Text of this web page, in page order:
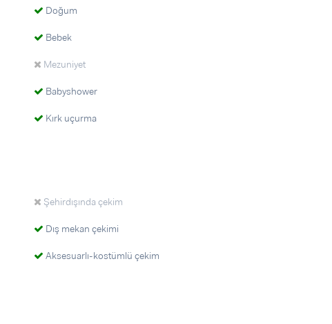
Doğum
Bebek
Mezuniyet
Babyshower
Kırk uçurma
Şehirdışında çekim
Dış mekan çekimi
Aksesuarlı-kostümlü çekim